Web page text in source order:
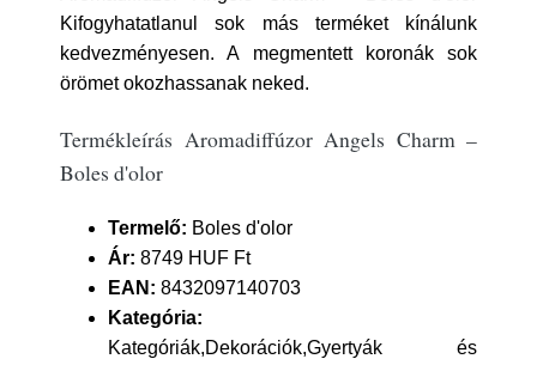
Kifogyhatatlanul sok más terméket kínálunk
kedvezményesen. A megmentett koronák sok
örömet okozhassanak neked.
Termékleírás Aromadiffúzor Angels Charm –
Boles d'olor
Termelő: Boles d'olor
Ár: 8749 HUF Ft
EAN: 8432097140703
Kategória:
Kategóriák,Dekorációk,Gyertyák és